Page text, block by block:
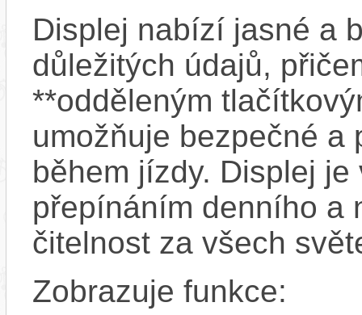
Displej nabízí jasné a
důležitých údajů,
**odděleným
umožňuje bezpečné
během jízdy. Displej
přepínáním denního a
čitelnost za všech
Zobrazuje funkce: